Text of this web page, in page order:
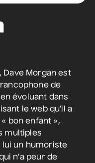
• 20 h 00
de Fait
Dave Morgan est
de
évoluant dans
le web qu’il a
bon enfant »,
multiples
lui un humoriste
n’a peur de